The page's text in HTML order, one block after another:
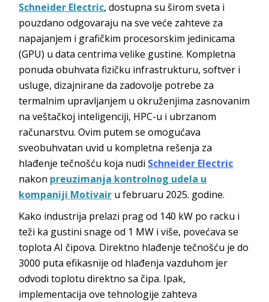
Schneider Electric, dostupna su širom sveta i
pouzdano odgovaraju na sve veće zahteve za
napajanjem i grafičkim procesorskim jedinicama
(GPU) u data centrima velike gustine. Kompletna
ponuda obuhvata fizičku infrastrukturu, softver i
usluge, dizajnirane da zadovolje potrebe za
termalnim upravljanjem u okruženjima zasnovanim
na veštačkoj inteligenciji, HPC-u i ubrzanom
računarstvu. Ovim putem se omogućava
sveobuhvatan uvid u kompletna rešenja za
hlađenje tečnošću koja nudi Schneider Electric
nakon preuzimanja kontrolnog udela u
kompaniji Motivair u februaru 2025. godine.
Kako industrija prelazi prag od 140 kW po racku i
teži ka gustini snage od 1 MW i više, povećava se
toplota AI čipova. Direktno hlađenje tečnošću je do
3000 puta efikasnije od hlađenja vazduhom jer
odvodi toplotu direktno sa čipa. Ipak,
implementacija ove tehnologije zahteva